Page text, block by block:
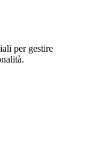
per gestire